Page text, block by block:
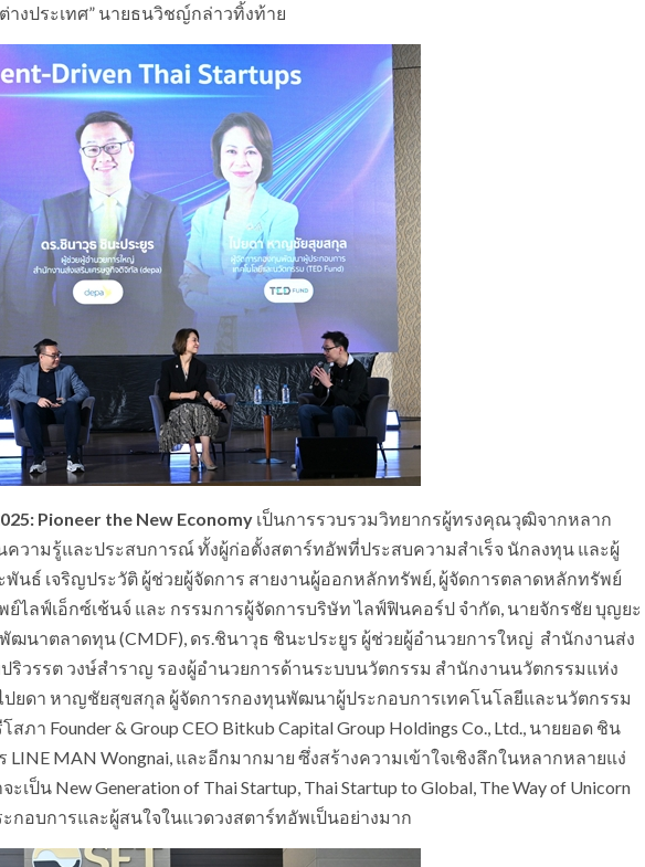
งประเทศ” นายธนวิชญ์กล่าวทิ้งท้าย
Pioneer the New Economy เป็นการรวบรวมวิทยากรผู้ทรงคุณวุฒิจากหลาก
วามรู้และประสบการณ์ ทั้งผู้ก่อตั้งสตาร์ทอัพที่ประสบความสำเร็จ นักลงทุน และผู้
พันธ์ เจริญประวัติ ผู้ช่วยผู้จัดการ สายงานผู้ออกหลักทรัพย์, ผู้จัดการตลาดหลักทรัพย์
ย์ไลฟ์เอ็กซ์เช้นจ์ และ กรรมการผู้จัดการบริษัท ไลฟ์ฟินคอร์ป จำกัด, นายจักรชัย บุญยะ
ฒนาตลาดทุน (CMDF), ดร.ชินาวุธ ชินะประยูร ผู้ช่วยผู้อำนวยการใหญ่ สำนักงานส่ง
ปริวรรต วงษ์สำราญ รองผู้อำนวยการด้านระบบนวัตกรรม สำนักงานนวัตกรรมแห่ง
ปยดา หาญชัยสุขสกุล ผู้จัดการกองทุนพัฒนาผู้ประกอบการเทคโนโลยีและนวัตกรรม
ภา Founder & Group CEO Bitkub Capital Group Holdings Co., Ltd., นายยอด ชิน
MAN Wongnai, และอีกมากมาย ซึ่งสร้างความเข้าใจเชิงลึกในหลากหลายแง่
ป็น New Generation of Thai Startup, Thai Startup to Global, The Way of Unicorn
กอบการและผู้สนใจในแวดวงสตาร์ทอัพเป็นอย่างมาก